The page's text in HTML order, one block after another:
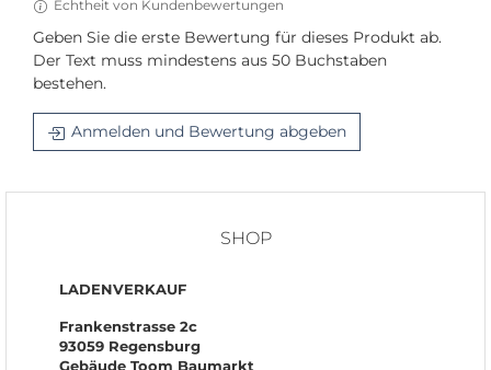
Echtheit von Kundenbewertungen
Geben Sie die erste Bewertung für dieses Produkt ab.
Der Text muss mindestens aus 50 Buchstaben
bestehen.
Anmelden und Bewertung abgeben
SHOP
LADENVERKAUF
Frankenstrasse 2c
93059 Regensburg
Gebäude Toom Baumarkt